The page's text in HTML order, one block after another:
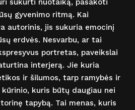
sukurti nuotaiką, pasakoti
gyvenimo ritmą. Kai
autorinis, jis sukuria emocinį
erdvės. Nesvarbu, ar tai
portretas, paveikslai
interjerą. Jie kuria
ir šilumos, tarp ramybės ir
kuris būtų daugiau nei
tapybą. Tai menas, kuris